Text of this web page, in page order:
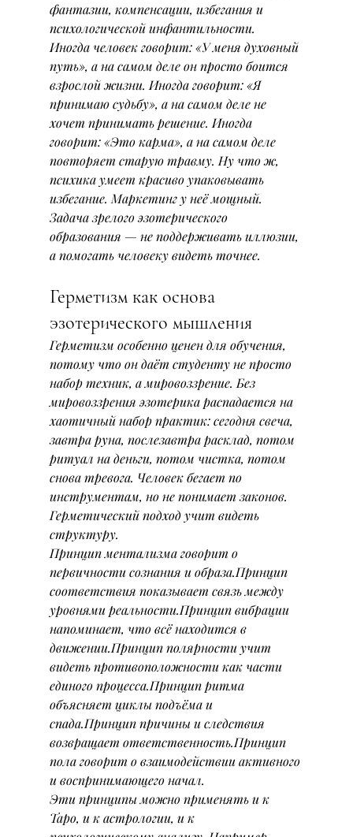
фантазии, компенсации, избегания и
психологической инфантильности.
Иногда человек говорит: «У меня духовный
путь», а на самом деле он просто боится
взрослой жизни. Иногда говорит: «Я
принимаю судьбу», а на самом деле не
хочет принимать решение. Иногда
говорит: «Это карма», а на самом деле
повторяет старую травму. Ну что ж,
психика умеет красиво упаковывать
избегание. Маркетинг у неё мощный.
Задача зрелого эзотерического
образования — не поддерживать иллюзии,
а помогать человеку видеть точнее.
Герметизм как основа
эзотерического мышления
Герметизм особенно ценен для обучения,
потому что он даёт студенту не просто
набор техник, а мировоззрение. Без
мировоззрения эзотерика распадается на
хаотичный набор практик: сегодня свеча,
завтра руна, послезавтра расклад, потом
ритуал на деньги, потом чистка, потом
снова тревога. Человек бегает по
инструментам, но не понимает законов.
Герметический подход учит видеть
структуру.
Принцип ментализма говорит о
первичности сознания и образа.Принцип
соответствия показывает связь между
уровнями реальности.Принцип вибрации
напоминает, что всё находится в
движении.Принцип полярности учит
видеть противоположности как части
единого процесса.Принцип ритма
объясняет циклы подъёма и
спада.Принцип причины и следствия
возвращает ответственность.Принцип
пола говорит о взаимодействии активного
и воспринимающего начал.
Эти принципы можно применять и к
Таро, и к астрологии, и к